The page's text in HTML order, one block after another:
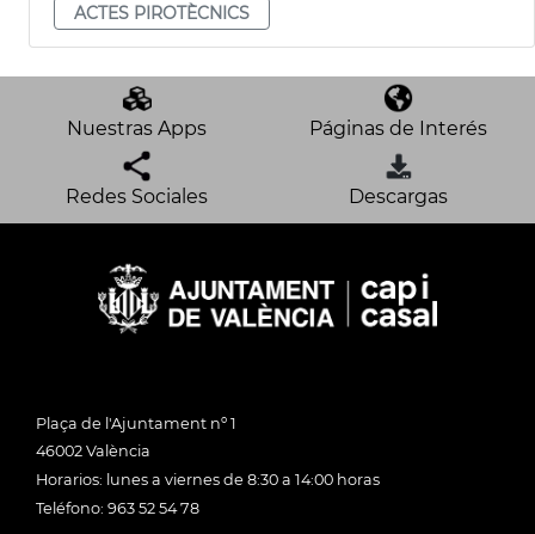
ACTES PIROTÈCNICS
Nuestras Apps Páginas de Interés
Redes Sociales Descargas
Plaça de l'Ajuntament nº 1
46002 València
Horarios: lunes a viernes de 8:30 a 14:00 horas
Teléfono: 963 52 54 78